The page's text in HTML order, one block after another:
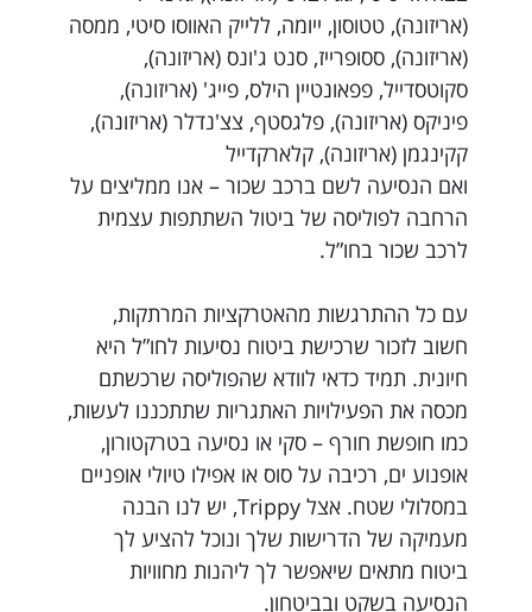
(אריזונה), טטוסון, ייומה, ללייק האווסו סיטי, ממסה
(אריזונה), ססופרייז, סנט ג'ונס (אריזונה),
סקוטסדייל, פפאונטיין הילס, פייג' (אריזונה),
פיניקס (אריזונה), פלגסטף, צצ'נדלר (אריזונה),
קקינגמן (אריזונה), קלארקדייל
ואם הנסיעה לשם ברכב שכור – אנו ממליצים על
הרחבה לפוליסה של ביטול השתתפות עצמית
לרכב שכור בחו”ל.
עם כל ההתרגשות מהאטרקציות המרתקות,
חשוב לזכור שרכישת ביטוח נסיעות לחו”ל היא
חיונית. תמיד כדאי לוודא שהפוליסה שרכשתם
מכסה את הפעילויות האתגריות שתתכננו לעשות,
כמו חופשת חורף – סקי או נסיעה בטרקטורון,
אופנוע ים, רכיבה על סוס או אפילו טיולי אופניים
במסלולי שטח. אצל Trippy, יש לנו הבנה
מעמיקה של הדרישות שלך ונוכל להציע לך
ביטוח מתאים שיאפשר לך ליהנות מחוויות
הנסיעה בשקט ובביטחון.